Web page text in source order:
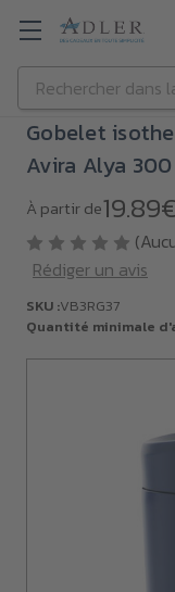
Passer au contenu
Rechercher
Gobelet
Avira Alya
À partir de19.89€
Rédiger un avis
SKU :VB3RG37
Quantité minimale